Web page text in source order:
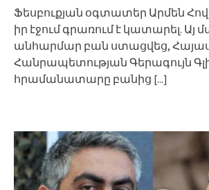
Ֆեսբուքյան օգտատեր Արմեն
իր էջում գրառում է կատարել. Այ
անհարմար բան ստացվեց,
Հանրապետության Գերագույն
հրամանատարը բանից [...]